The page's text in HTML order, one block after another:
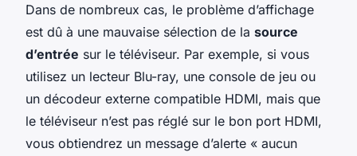
Dans de nombreux cas, le problème d’affichage
est dû à une mauvaise sélection de la source
d’entrée sur le téléviseur. Par exemple, si vous
utilisez un lecteur Blu-ray, une console de jeu ou
un décodeur externe compatible HDMI, mais que
le téléviseur n’est pas réglé sur le bon port HDMI,
vous obtiendrez un message d’alerte « aucun